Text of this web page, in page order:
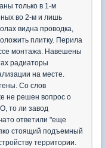
только в 1-м
во 2-м и лишь
видна проводка,
плитку. Перила
монтажа. Навешены
радиаторы
на месте.
Со слов
не решен вопрос о
то ли завод
ответили "еще
стоящий подъемный
территории.